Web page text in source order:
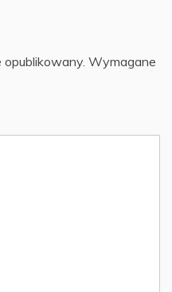
Wymagane